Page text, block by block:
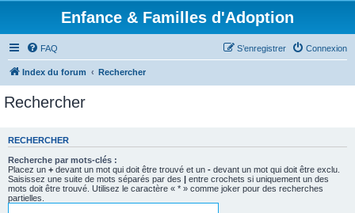
Enfance & Familles d'Adoption
FAQ Connexion
S’enregistrer
Index du forum Rechercher
Rechercher
RECHERCHER
Recherche par mots-clés :
Placez un + devant un mot qui doit être trouvé et un - devant un mot qui doit être exclu.
Saisissez une suite de mots séparés par des | entre crochets si uniquement un des
mots doit être trouvé. Utilisez le caractère « * » comme joker pour des recherches
partielles.